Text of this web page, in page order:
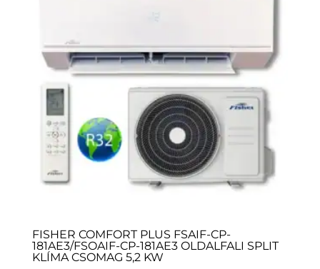
FISHER COMFORT PLUS FSAIF-CP-
181AE3/FSOAIF-CP-181AE3 OLDALFALI SPLIT
KLÍMA CSOMAG 5,2 KW